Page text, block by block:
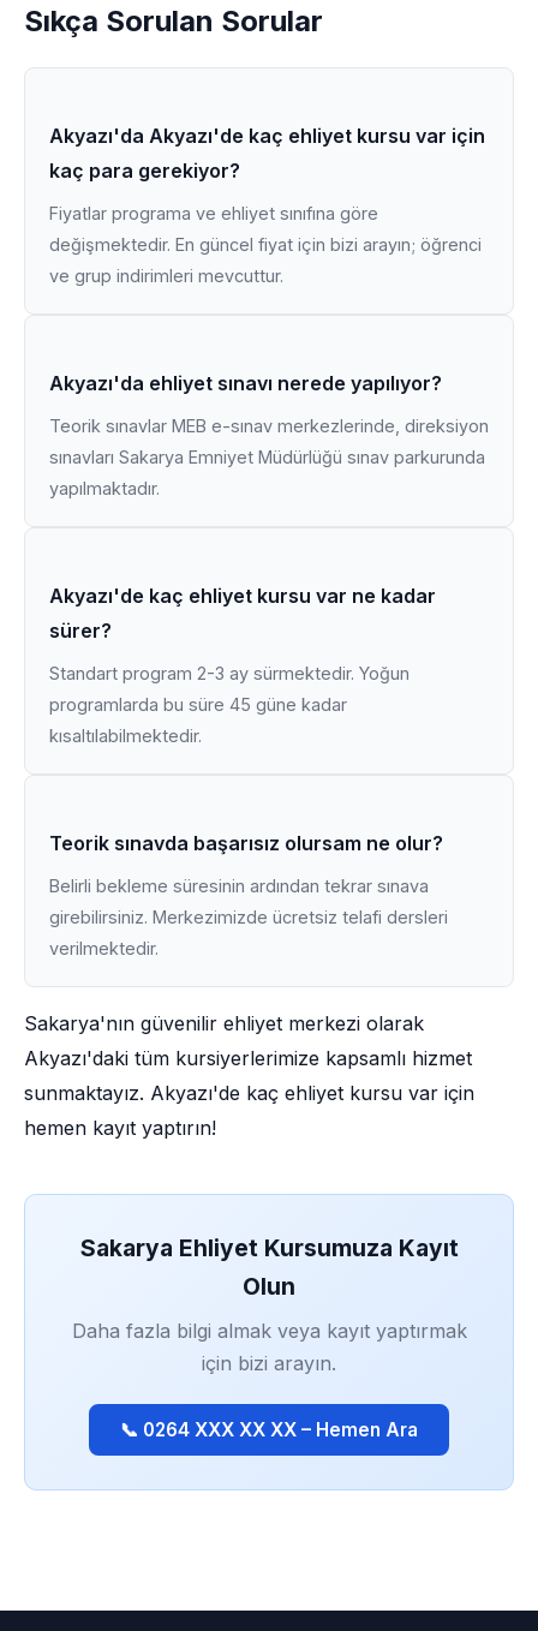
Sıkça Sorulan Sorular
Akyazı'da Akyazı'de kaç ehliyet kursu var için
kaç para gerekiyor?
Fiyatlar programa ve ehliyet sınıfına göre
değişmektedir. En güncel fiyat için bizi arayın; öğrenci
ve grup indirimleri mevcuttur.
Akyazı'da ehliyet sınavı nerede yapılıyor?
Teorik sınavlar MEB e-sınav merkezlerinde, direksiyon
sınavları Sakarya Emniyet Müdürlüğü sınav parkurunda
yapılmaktadır.
Akyazı'de kaç ehliyet kursu var ne kadar
sürer?
Standart program 2-3 ay sürmektedir. Yoğun
programlarda bu süre 45 güne kadar
kısaltılabilmektedir.
Teorik sınavda başarısız olursam ne olur?
Belirli bekleme süresinin ardından tekrar sınava
girebilirsiniz. Merkezimizde ücretsiz telafi dersleri
verilmektedir.
Sakarya'nın güvenilir ehliyet merkezi olarak
Akyazı'daki tüm kursiyerlerimize kapsamlı hizmet
sunmaktayız. Akyazı'de kaç ehliyet kursu var için
hemen kayıt yaptırın!
Sakarya Ehliyet Kursumuza Kayıt
Olun
Daha fazla bilgi almak veya kayıt yaptırmak
için bizi arayın.
📞 0264 XXX XX XX – Hemen Ara